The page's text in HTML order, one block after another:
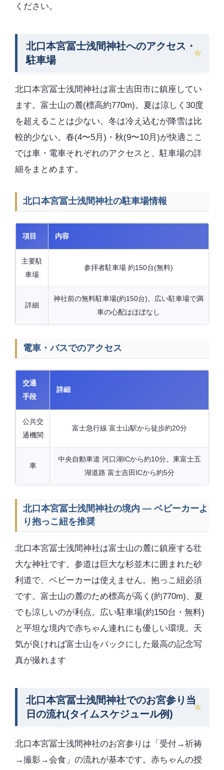
ください。
北口本宮冨士浅間神社へのアクセス・
駐車場
北口本宮冨士浅間神社は富士吉田市に鎮座してい
ます。富士山の麓(標高約770m)。夏は涼しく30度
を超えることは少ない。冬は冷え込むが降雪は比
較的少ない。春(4〜5月)・秋(9〜10月)が快適ここ
では車・電車それぞれのアクセスと、駐車場の詳
細をまとめます。
北口本宮冨士浅間神社の駐車場情報
項目 内容
主要駐
車場
参拝者駐車場 約150台(無料)
詳細
神社前の無料駐車場(約150台)。広い駐車場で満
車の心配はほぼなし
電車・バスでのアクセス
交通
手段
詳細
公共交
通機関
富士急行線 富士山駅から徒歩約20分
車
中央自動車道 河口湖ICから約10分。東富士五
湖道路 富士吉田ICから約5分
北口本宮冨士浅間神社の境内 — ベビーカーよ
り抱っこ紐を推奨
北口本宮冨士浅間神社は富士山の麓に鎮座する壮
大な神社です。参道は巨大な杉並木に囲まれた砂
利道で、ベビーカーは使えません。抱っこ紐必須
です。富士山の麓のため標高が高く(約770m)、夏
でも涼しいのが利点。広い駐車場(約150台・無料)
と平坦な境内で赤ちゃん連れにも優しい環境。天
気が良ければ富士山をバックにした最高の記念写
真が撮れます
北口本宮冨士浅間神社でのお宮参り当
日の流れ(タイムスケジュール例)
北口本宮冨士浅間神社のお宮参りは「受付→祈祷
→撮影→会食」の流れが基本です。赤ちゃんの授